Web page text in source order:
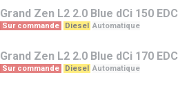
Grand Zen L2 2.0 Blue dCi 150 EDC
Sur commande Diesel Automatique
Grand Zen L2 2.0 Blue dCi 170 EDC
Sur commande Diesel Automatique